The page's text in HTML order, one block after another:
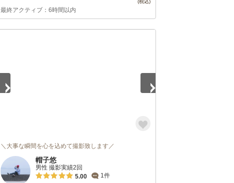
最終アクティブ：6時間以内
＼大事な瞬間を心を込めて撮影致します／
帽子悠
男性 撮影実績2回
5.00
1件